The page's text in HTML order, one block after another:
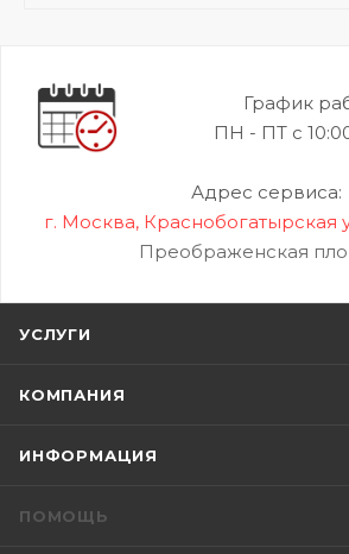
График
ПН - ПТ с
Адрес сервиса:
г. Москва, Краснобогатырская
Преображенская
УСЛУГИ
КОМПАНИЯ
ИНФОРМАЦИЯ
ПОМОЩЬ